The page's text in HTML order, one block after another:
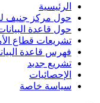
الرئيسية
حول مركز جنيف
حول قاعدة
تشريعات قطاع الأمن
فهرس قاعدة
تشريع جديد
الإحصائيات
سياسة خاصة